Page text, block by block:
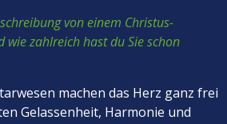
von einem Christus-
wie zahlreich hast du Sie schon
machen das Herz ganz frei
Gelassenheit, Harmonie und